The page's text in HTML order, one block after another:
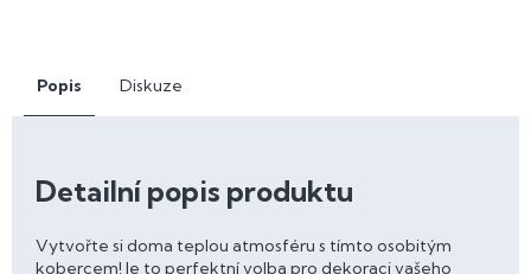
Popis Diskuze
Detailní popis produktu
Vytvořte si doma teplou atmosféru s tímto osobitým
kobercem! Je to perfektní volba pro dekoraci vašeho